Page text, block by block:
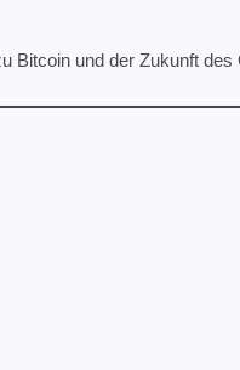
Bitcoin und der Zukunft des